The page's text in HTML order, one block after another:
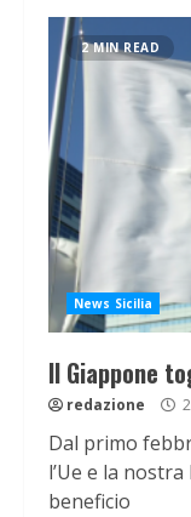
2 MIN READ
News Sicilia
Il Giappone
redazione
Dal primo
l’Ue e la
beneficio